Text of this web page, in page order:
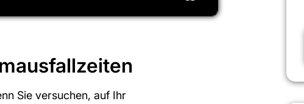
Sie versuchen, auf Ihr